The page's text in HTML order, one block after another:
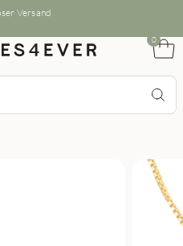
Versand
0